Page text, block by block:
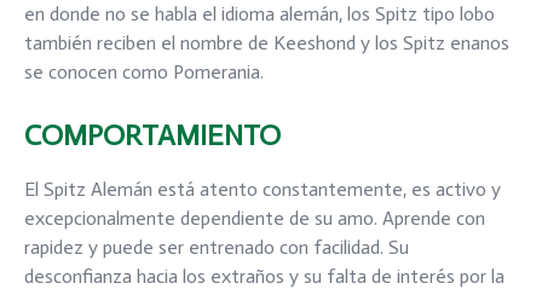
en donde no se habla el idioma alemán, los Spitz tipo lobo
también reciben el nombre de Keeshond y los Spitz enanos
se conocen como Pomerania.
COMPORTAMIENTO
El Spitz Alemán está atento constantemente, es activo y
excepcionalmente dependiente de su amo. Aprende con
rapidez y puede ser entrenado con facilidad. Su
desconfianza hacia los extraños y su falta de interés por la